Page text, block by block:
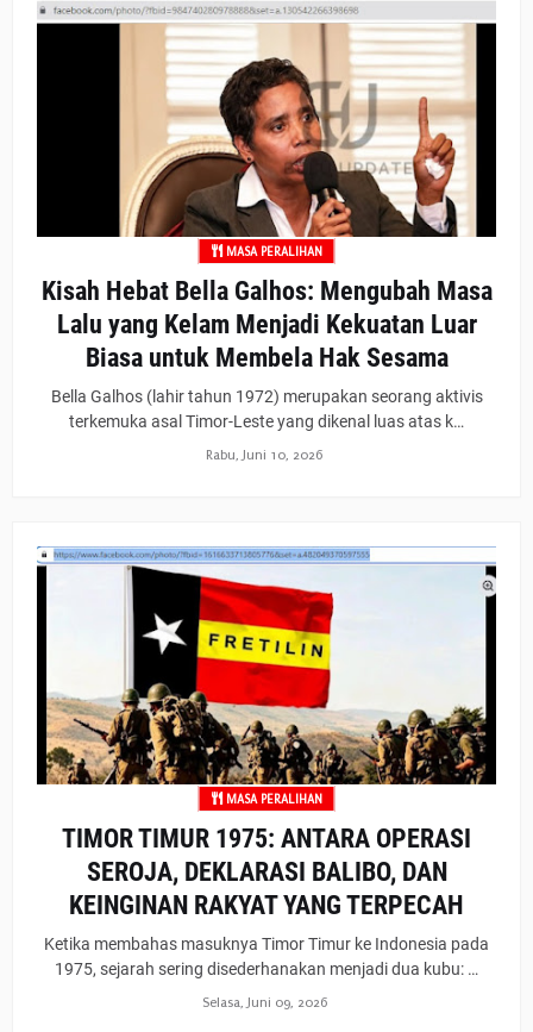
MASA PERALIHAN
Kisah Hebat Bella Galhos: Mengubah Masa
Lalu yang Kelam Menjadi Kekuatan Luar
Biasa untuk Membela Hak Sesama
Bella Galhos (lahir tahun 1972) merupakan seorang aktivis
terkemuka asal Timor-Leste yang dikenal luas atas k…
Rabu, Juni 10, 2026
MASA PERALIHAN
TIMOR TIMUR 1975: ANTARA OPERASI
SEROJA, DEKLARASI BALIBO, DAN
KEINGINAN RAKYAT YANG TERPECAH
Ketika membahas masuknya Timor Timur ke Indonesia pada
1975, sejarah sering disederhanakan menjadi dua kubu: …
Selasa, Juni 09, 2026